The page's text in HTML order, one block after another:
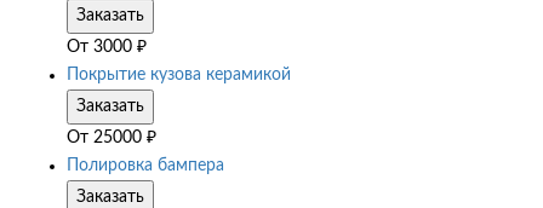
Заказать
От 3000 ₽
Покрытие кузова керамикой
Заказать
От 25000 ₽
Полировка бампера
Заказать